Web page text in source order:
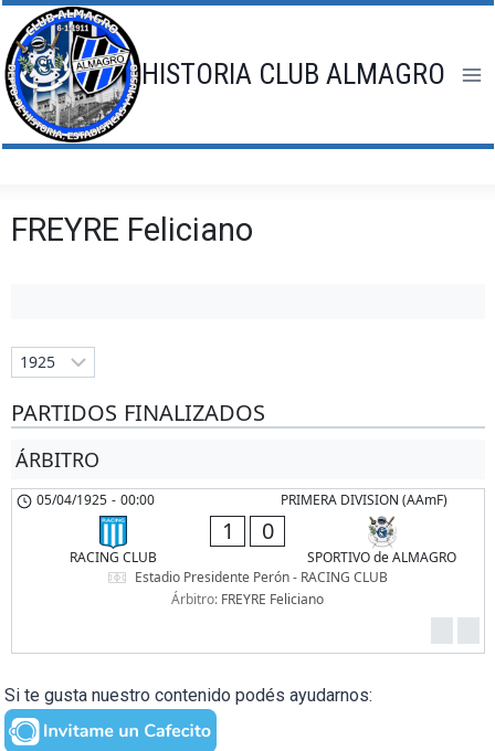
Saltar
al
contenido
HISTORIA CLUB ALMAGRO
FREYRE Feliciano
PARTIDOS FINALIZADOS
ÁRBITRO
PRIMERA DIVISION (AAmF)
05/04/1925 - 00:00
RACING CLUB
1 0
SPORTIVO de ALMAGRO
Estadio Presidente Perón - RACING CLUB
Árbitro: FREYRE Feliciano
Si te gusta nuestro contenido podés ayudarnos: